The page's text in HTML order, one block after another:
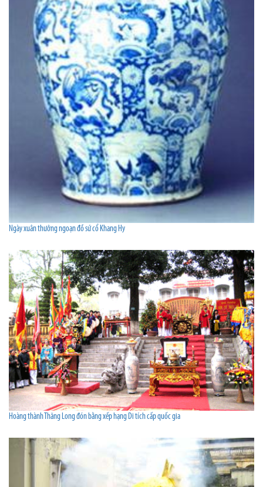
Ngày xuân thưởng ngoạn đồ sứ cổ Khang Hy
Hoàng thành Thăng Long đón bằng xếp hạng Di tích cấp quốc gia